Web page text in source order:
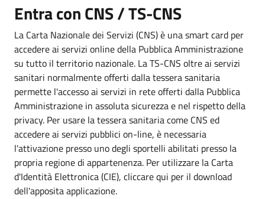
Entra con CNS / TS-CNS
La Carta Nazionale dei Servizi (CNS) è una smart card per
accedere ai servizi online della Pubblica Amministrazione
su tutto il territorio nazionale. La TS-CNS oltre ai servizi
sanitari normalmente offerti dalla tessera sanitaria
permette l'accesso ai servizi in rete offerti dalla Pubblica
Amministrazione in assoluta sicurezza e nel rispetto della
privacy. Per usare la tessera sanitaria come CNS ed
accedere ai servizi pubblici on-line, è necessaria
l'attivazione presso uno degli sportelli abilitati presso la
propria regione di appartenenza. Per utilizzare la Carta
d'Identità Elettronica (CIE), cliccare qui per il download
dell'apposita applicazione.